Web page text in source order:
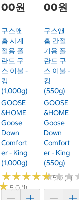
5.0 (1)
00원
구스앤
홈 사계
절용 폴
란드 구
스 이불 -
킹
(1,000g)
GOOSE
&HOME
Goose
Down
Comfort
Er - King
(1,000g)
★★★★★
★★★★★5.0 (2)
00원
구스앤
홈 간절
기용 폴
란드 구
스 이불 -
킹
(550g)
GOOSE
&HOME
Goose
Down
Comfort
Er - King
(550g)
★★★
★★★